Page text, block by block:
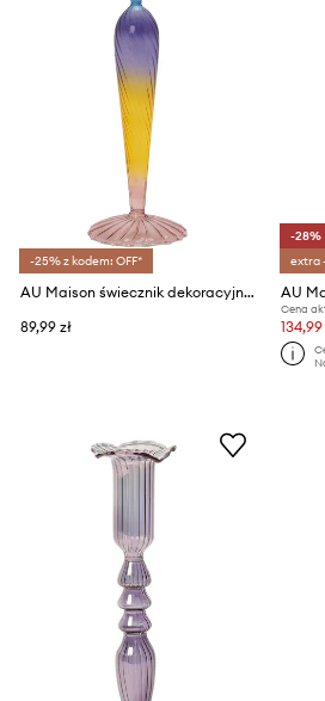
-25% z kodem: OFF*
AU Maison świecznik dekoracyjny
89,99 zł
-28%
extra
Cena
134,99